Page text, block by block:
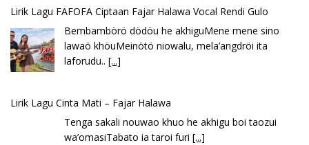
Lirik Lagu FAFOFA Ciptaan Fajar Halawa Vocal Rendi Gulo
Bembambörö dödöu he akhiguMene mene sino
lawaö khöuMeinötö niowalu, mela’angdröi ita
laforudu.. [...]
Lirik Lagu Cinta Mati – Fajar Halawa
Tenga sakali nouwao khuo he akhigu boi taozui
wa’omasiTabato ia taroi furi [...]